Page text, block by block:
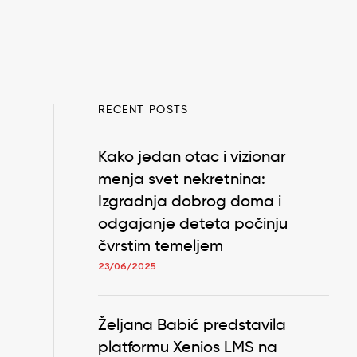
RECENT POSTS
Kako jedan otac i vizionar
menja svet nekretnina:
Izgradnja dobrog doma i
odgajanje deteta počinju
čvrstim temeljem
23/06/2025
Željana Babić predstavila
platformu Xenios LMS na